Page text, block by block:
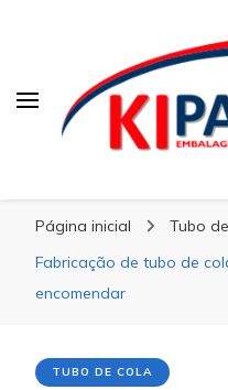
Página inicial
Tubo
Fabricação de tubo de
encomendar
TUBO DE COLA